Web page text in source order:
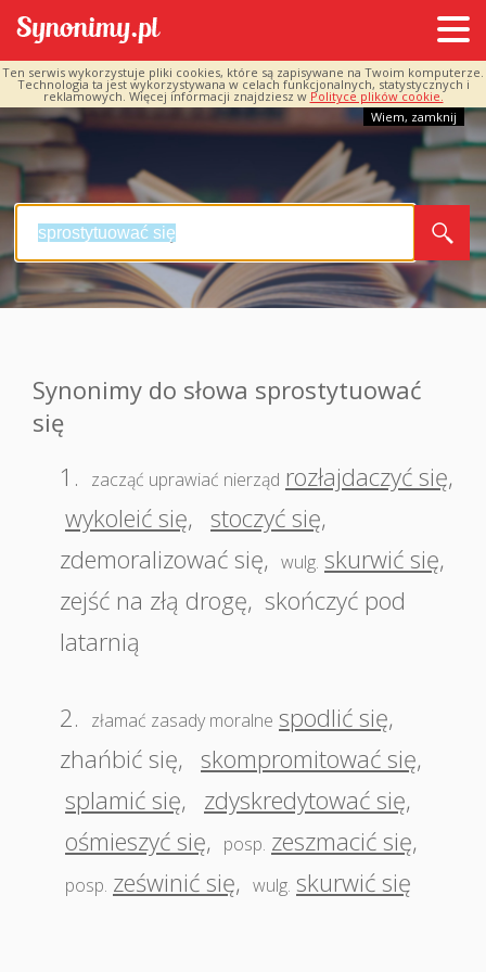
Ten serwis wykorzystuje pliki cookies, które są zapisywane na Twoim komputerze.
Technologia ta jest wykorzystywana w celach funkcjonalnych, statystycznych i
reklamowych. Więcej informacji znajdziesz w Polityce plików cookie.
Wiem, zamknij
Synonimy do słowa sprostytuować
się
1.
zacząć uprawiać nierząd rozłajdaczyć się,
wykoleić się, stoczyć się,
zdemoralizować się, wulg. skurwić się,
zejść na złą drogę, skończyć pod
latarnią
2. złamać zasady moralne spodlić się,
zhańbić się, skompromitować się,
splamić się, zdyskredytować się,
ośmieszyć się, posp. zeszmacić się,
posp. ześwinić się, wulg. skurwić się